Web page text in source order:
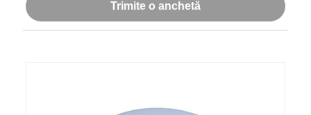
Trimite o anchetă